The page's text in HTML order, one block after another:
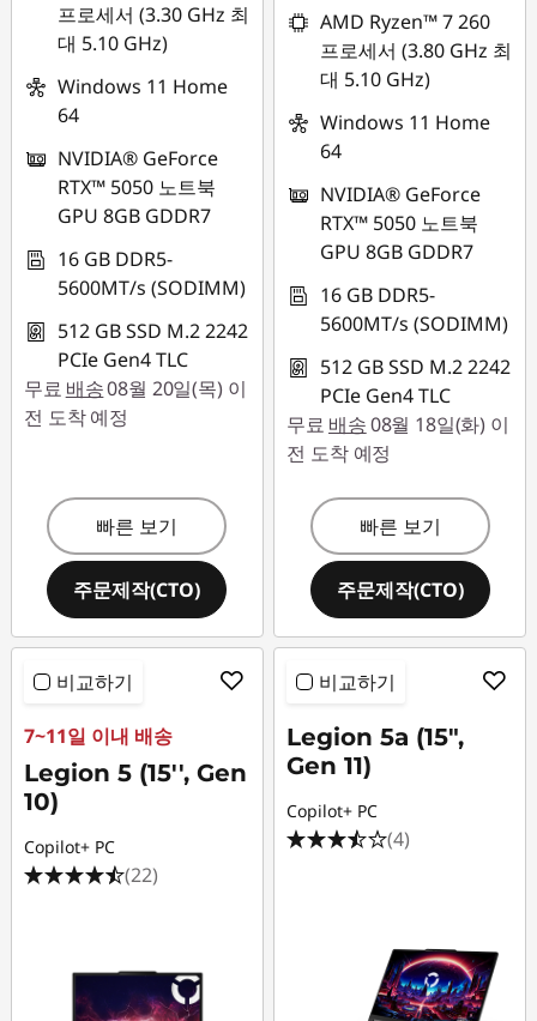
프로세서 (3.30 GHz 최
대 5.10 GHz)
Windows 11 Home
64
NVIDIA® GeForce
RTX™ 5050 노트북
GPU 8GB GDDR7
16 GB DDR5-
5600MT/s (SODIMM)
512 GB SSD M.2 2242
PCIe Gen4 TLC
무료 배송08월 20일(목) 이
전 도착 예정
빠른 보기
주문제작(CTO)
AMD Ryzen™ 7 260
프로세서 (3.80 GHz 최
대 5.10 GHz)
Windows 11 Home
64
NVIDIA® GeForce
RTX™ 5050 노트북
GPU 8GB GDDR7
16 GB DDR5-
5600MT/s (SODIMM)
512 GB SSD M.2 2242
PCIe Gen4 TLC
무료 배송08월 18일(화) 이
전 도착 예정
빠른 보기
주문제작(CTO)
비교하기
7~11일 이내 배송
Legion 5 (15'', Gen
10)
Copilot+ PC
(22)
비교하기
Legion 5a (15",
Gen 11)
Copilot+ PC
(4)